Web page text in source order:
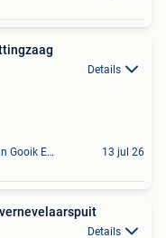
Details
Roosdaal+Deel Van Gooik En Sint-Kwintens-Lennik 13 jul 26
Details